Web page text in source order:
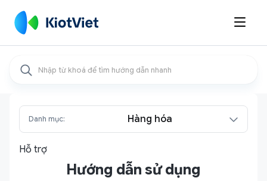

Danh mục: Hàng hóa
Hỗ trợ
Hướng dẫn sử dụng